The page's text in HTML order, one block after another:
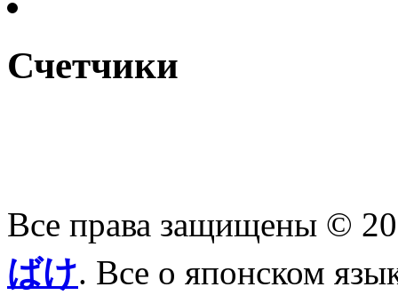
Счетчики
Все права защищены ©
ばけ. Все о японском